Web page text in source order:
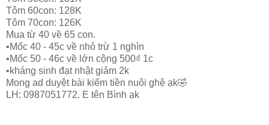
Tôm 60con: 128K
Tôm 70con: 126K
Mua từ 40 về 65 con.
•Mốc 40 - 45c về nhỏ trừ 1 nghìn
•Mốc 50 - 46c về lớn cộng 500₫ 1c
•kháng sinh đạt nhật giảm 2k
Mong ad duyệt bài kiếm tiền nuôi ghệ ạk🤣
LH: 0987051772. E tên Bình ạk